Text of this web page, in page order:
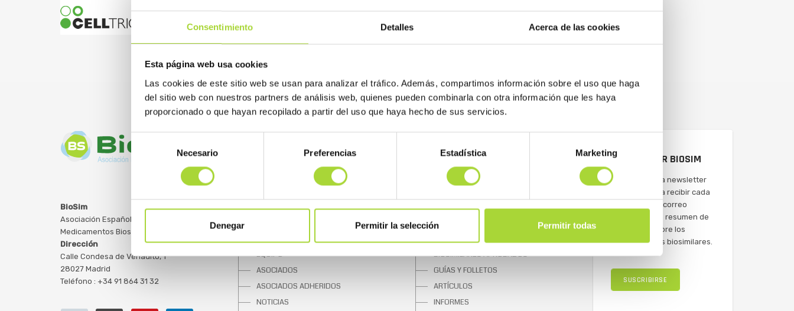
Consentimiento Detalles Acerca de las cookies
Esta página web usa cookies
Las cookies de este sitio web se usan para analizar el tráfico. Además, compartimos información sobre el uso que haga
del sitio web con nuestros partners de análisis web, quienes pueden combinarla con otra información que les haya
proporcionado o que hayan recopilado a partir del uso que haya hecho de sus servicios.
Selección
de
consentimiento
Necesario Preferencias Estadística Marketing
Denegar Permitir la selección Permitir todas
BioSim
Asociación Española de
Medicamentos Biosimilares
Dirección
Calle Condesa de Venadito, 1
28027 Madrid
Teléfono : +34 91 864 31 32
JUNTA DIRECTIVA
EQUIPO
ASOCIADOS
ASOCIADOS ADHERIDOS
NOTICIAS
¿QUÉ SON?
UNA OPORTUNIDAD
BIOSIMILARES APROBADOS
GUÍAS Y FOLLETOS
ARTÍCULOS
INFORMES
NEWSLETTER BIOSIM
Suscríbete a la newsletter
de BioSim para recibir cada
semana en tu correo
electrónico un resumen de
actualidad sobre los
medicamentos biosimilares.
SUSCRIBIRSE